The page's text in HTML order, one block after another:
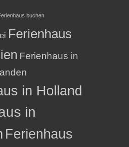
buchen
Ferienhaus
Ferienhaus in
in Holland
in
Ferienhaus